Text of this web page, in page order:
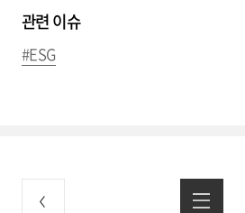
관련 이슈
#ESG